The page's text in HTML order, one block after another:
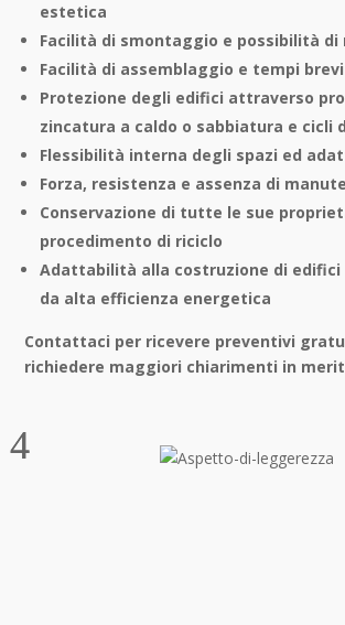
estetica
Facilità di smontaggio e possibilità di
Facilità di assemblaggio e tempi
Protezione degli edifici attraverso
zincatura a caldo o sabbiatura e cicli
Flessibilità interna degli spazi ed
Forza, resistenza e assenza di
Conservazione di tutte le sue
procedimento di riciclo
Adattabilità alla costruzione di
da alta efficienza energetica
Contattaci per ricevere preventivi
richiedere maggiori chiarimenti in